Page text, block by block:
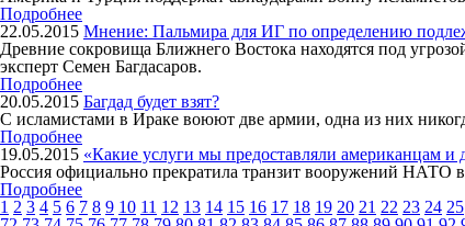
Подробнее
22.05.2015 Мнение: Пальмира для ИГ по определению
Древние сокровища Ближнего Востока находятся под
эксперт Семен Багдасаров.
Подробнее
20.05.2015 Багдад будет взят?
С исламистами в Ираке воюют две армии, одна из них
Подробнее
19.05.2015 «Какие услуги мы предоставляли американцам
Россия официально прекратила транзит вооружений НАТО
Подробнее
1 2 3 4 5 6 7 8 9 10 11 12 13 14 15 16 17 18 19 20 21 22 23 24 25